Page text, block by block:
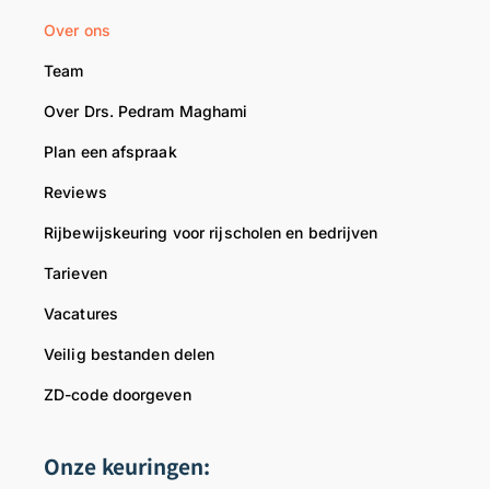
Over ons
Team
Over Drs. Pedram Maghami
Plan een afspraak
Reviews
Rijbewijskeuring voor rijscholen en bedrijven
Tarieven
Vacatures
Veilig bestanden delen
ZD-code doorgeven
Onze keuringen: